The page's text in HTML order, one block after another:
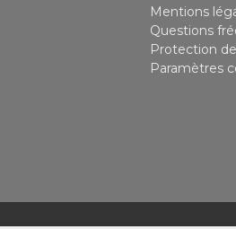
Mentions
Questions
Protection
Paramètres